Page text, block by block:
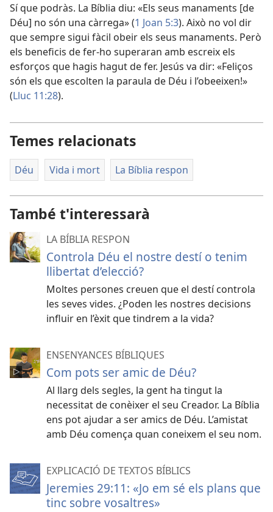
Sí que podràs. La Bíblia diu: «Els seus manaments [de
Déu] no són una càrrega» (1 Joan 5:3). Això no vol dir
que sempre sigui fàcil obeir els seus manaments. Però
els beneficis de fer-ho superaran amb escreix els
esforços que hagis hagut de fer. Jesús va dir: «Feliços
són els que escolten la paraula de Déu i l’obeeixen!»
(Lluc 11:28).
Temes relacionats
Déu Vida i mort La Bíblia respon
També t'interessarà
LA BÍBLIA RESPON
Controla Déu el nostre destí o tenim
llibertat d’elecció?
Moltes persones creuen que el destí controla
les seves vides. ¿Poden les nostres decisions
influir en l’èxit que tindrem a la vida?
ENSENYANCES BÍBLIQUES
Com pots ser amic de Déu?
Al llarg dels segles, la gent ha tingut la
necessitat de conèixer el seu Creador. La Bíblia
ens pot ajudar a ser amics de Déu. L’amistat
amb Déu comença quan coneixem el seu nom.
EXPLICACIÓ DE TEXTOS BÍBLICS
Jeremies 29:11: «Jo em sé els plans que
tinc sobre vosaltres»